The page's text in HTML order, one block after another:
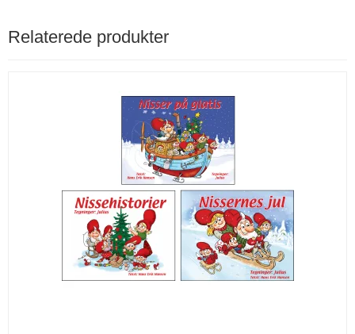
Relaterede produkter